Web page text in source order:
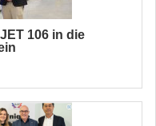
106 in die